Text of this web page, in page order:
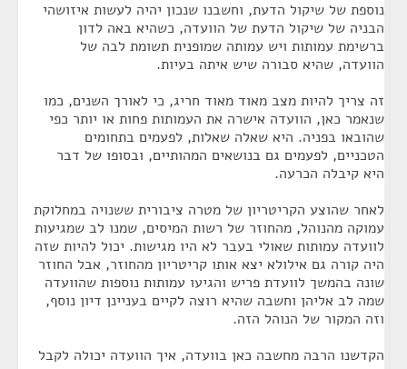
נוספת של שיקול הדעת, וחשבנו שנכון יהיה לעשות איזושהי
הבניה של שיקול הדעת של הוועדה, כשהיא באה לדון
ברשימת עמותות ויש עמותה שמופנית תשומת לבה של
הוועדה, שהיא סבורה שיש איתה בעיות.
זה צריך להיות מצב מאוד מאוד חריג, כי לאורך השנים, כמו
שנאמר כאן, הוועדה אישרה את העמותות פחות או יותר כפי
שהובאו בפניה. היא שאלה שאלות, לפעמים בתחומים
הטכניים, לפעמים גם בנושאים המהותיים, ובסופו של דבר
היא קיבלה הכרעה.
לאחר שהוצע הקריטריון של מטרה ציבורית ששנויה במחלוקת
עמוקה מהנוהל, מהחוזר של רשות המיסים, שמנו לב שמגיעות
לוועדה עמותות שאולי בעבר לא היו מגישות. יכול להיות שזה
היה קורה גם אילולא יצא אותו קריטריון מהחוזר, אבל החוזר
שונה בהמשך לוועדת פריש והגיעו עמותות נוספות שהוועדה
שמה לב אליהן וחשבה שהיא רוצה לקיים בעניינן דיון נוסף,
וזה המקור של הנוהל הזה.
הקדשנו הרבה מחשבה כאן בוועדה, איך הוועדה יכולה לקבל